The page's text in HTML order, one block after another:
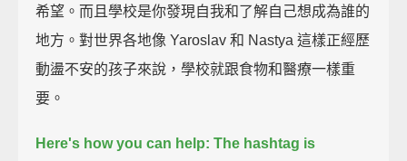
希望。而且學校是你發現自我和了解自己想成為誰的
地方。對世界各地像 Yaroslav 和 Nastya 這樣正經歷
動盪不安的孩子來說，學校就跟食物和醫療一樣重
要。
Here's how you can help: The hashtag is